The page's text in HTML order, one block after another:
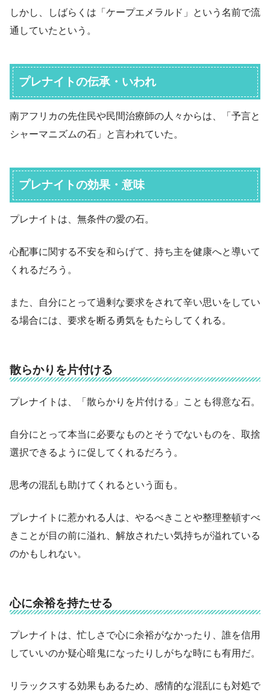
しかし、しばらくは「ケープエメラルド」という名前で流
通していたという。
プレナイトの伝承・いわれ
南アフリカの先住民や民間治療師の人々からは、「予言と
シャーマニズムの石」と言われていた。
プレナイトの効果・意味
プレナイトは、無条件の愛の石。
心配事に関する不安を和らげて、持ち主を健康へと導いて
くれるだろう。
また、自分にとって過剰な要求をされて辛い思いをしてい
る場合には、要求を断る勇気をもたらしてくれる。
散らかりを片付ける
プレナイトは、「散らかりを片付ける」ことも得意な石。
自分にとって本当に必要なものとそうでないものを、取捨
選択できるように促してくれるだろう。
思考の混乱も助けてくれるという面も。
プレナイトに惹かれる人は、やるべきことや整理整頓すべ
きことが目の前に溢れ、解放されたい気持ちが溢れている
のかもしれない。
心に余裕を持たせる
プレナイトは、忙しさで心に余裕がなかったり、誰を信用
していいのか疑心暗鬼になったりしがちな時にも有用だ。
リラックスする効果もあるため、感情的な混乱にも対処で